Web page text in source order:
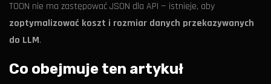
TOON nie ma zastępować JSON dla API — istnieje, aby
zoptymalizować koszt i rozmiar danych przekazywanych
do LLM.
Co obejmuje ten artykuł